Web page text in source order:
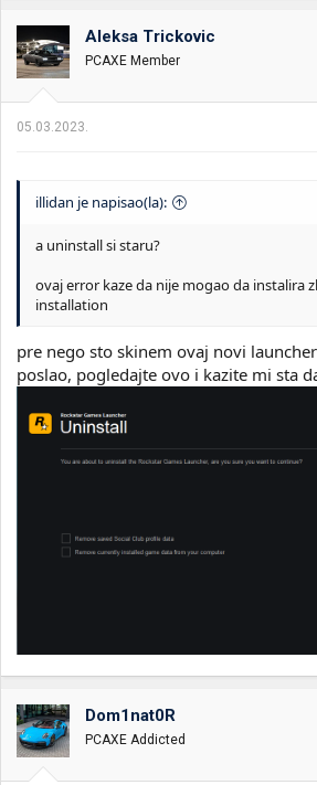
Aleksa Trickovic
PCAXE Member
05.03.2023.
illidan je napisao(la):
a uninstall si staru?
ovaj error kaze da nije mogao da instalira
installation
pre nego sto skinem ovaj novi
poslao, pogledajte ovo i kazite mi sta
Dom1nat0R
PCAXE Addicted